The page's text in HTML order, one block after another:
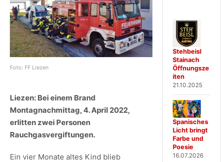
Foto: FF Liezen
Liezen: Bei einem Brand
Montagnachmittag, 4. April 2022,
erlitten zwei Personen
Rauchgasvergiftungen.
Ein vier Monate altes Kind blieb
Stehbeisl
Stainach
Öffnungsze
iten
21.10.2025
Spanisches
Licht bringt
Farbe und
Poesie
16.07.2026